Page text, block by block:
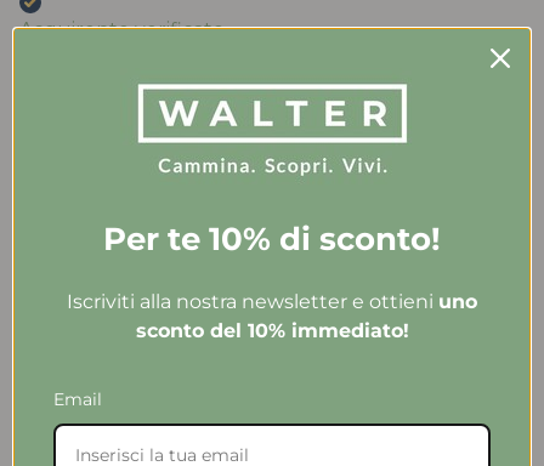
Acquirente verificato
Acquistato ballerine ‘mucca’ molto belle e comode ,
la taglia è quella che porto abitualmente, consegna
Le scarpe sono bellissime e molto ben rifinite,
aspetto di alta classe. Per la qualità dei materiali e le
rifiniture non hanno nulla da inviare a marchi molto
Per te 10% di sconto!
Iscriviti alla nostra newsletter e ottieni uno
sconto del 10% immediato!
Email